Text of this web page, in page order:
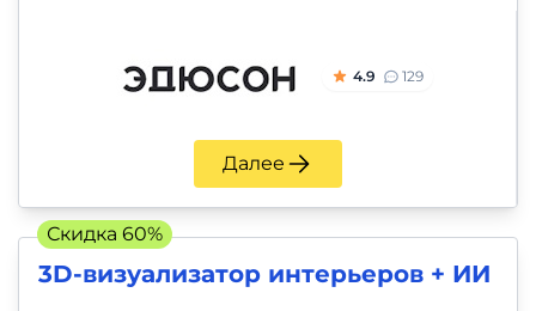
4.9 129
Далее
3D-визуализатор интерьеров + ИИ
Скидка 60%